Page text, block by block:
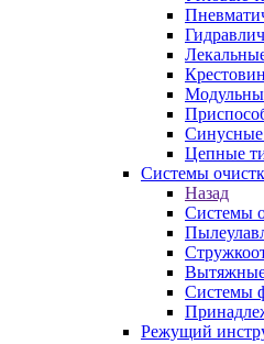
Синусные
Цепные
Системы
Назад
Системы
Вытяжные
Системы
Режущий